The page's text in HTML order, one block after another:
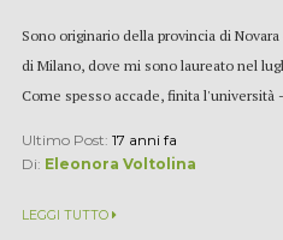
Sono originario della provincia di
di Milano, dove mi sono laureato nel
Come spesso accade, finita
Ultimo Post: 17 anni fa
Di: Eleonora Voltolina
LEGGI TUTTO